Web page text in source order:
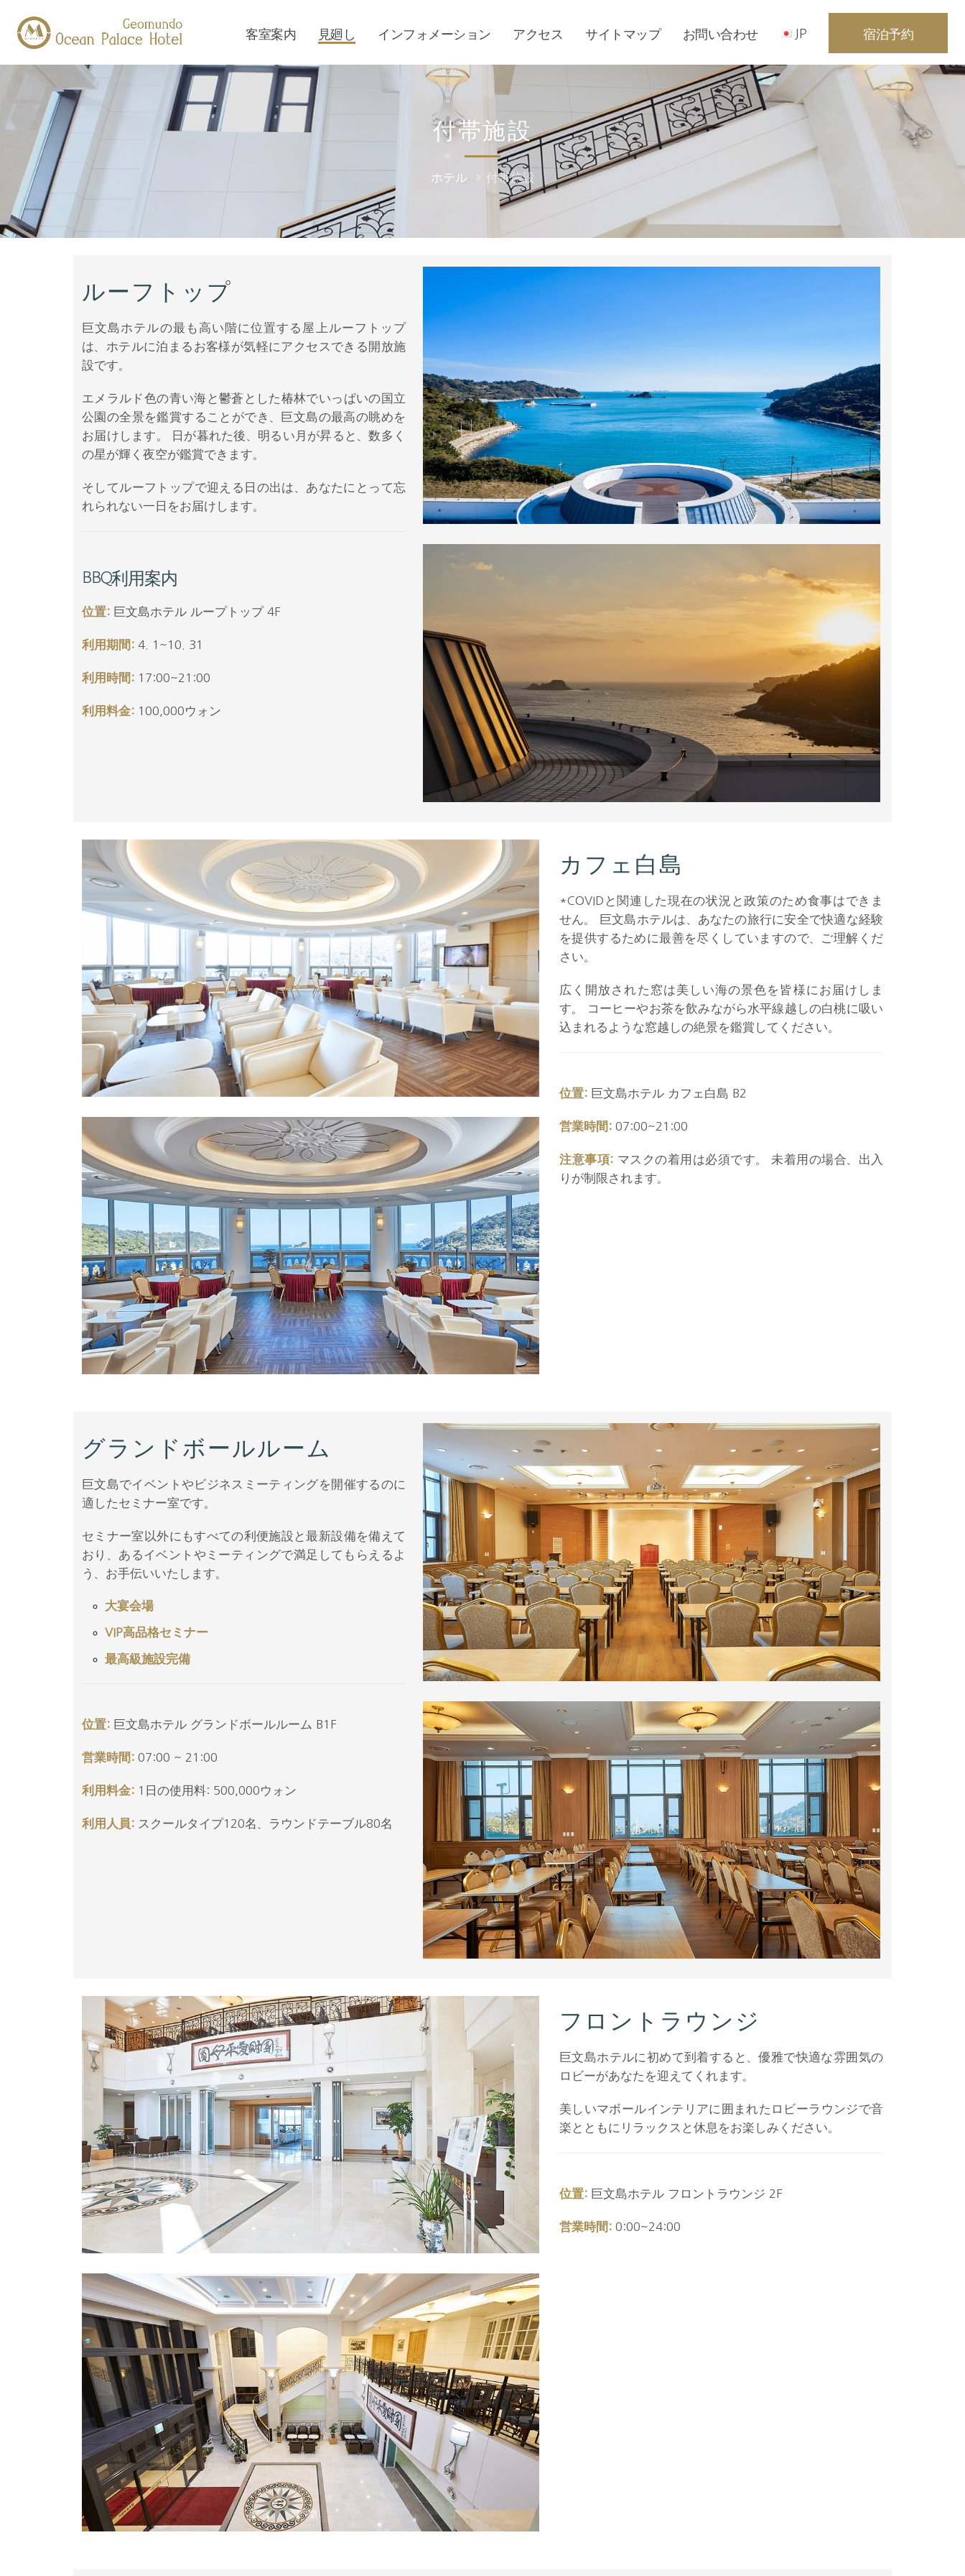
客室案内 見廻し インフォメーション アクセス サイトマップ お問い合わせ JP 宿泊予約
付帯施設
ホテル 付帯施設
ルーフトップ
巨文島ホテルの最も高い階に位置する屋上ルーフトップ
は、ホテルに泊まるお客様が気軽にアクセスできる開放施
設です。
エメラルド色の青い海と鬱蒼とした椿林でいっぱいの国立
公園の全景を鑑賞することができ、巨文島の最高の眺めを
お届けします。 日が暮れた後、明るい月が昇ると、数多く
の星が輝く夜空が鑑賞できます。
そしてルーフトップで迎える日の出は、あなたにとって忘
れられない一日をお届けします。
BBQ利用案内
位置: 巨文島ホテル ループトップ 4F
利用期間: 4. 1~10. 31
利用時間: 17:00~21:00
利用料金: 100,000ウォン
カフェ白島
*COVIDと関連した現在の状況と政策のため食事はできま
せん。 巨文島ホテルは、あなたの旅行に安全で快適な経験
を提供するために最善を尽くしていますので、ご理解くだ
さい。
広く開放された窓は美しい海の景色を皆様にお届けしま
す。 コーヒーやお茶を飲みながら水平線越しの白桃に吸い
込まれるような窓越しの絶景を鑑賞してください。
位置: 巨文島ホテル カフェ白島 B2
営業時間: 07:00~21:00
注意事項: マスクの着用は必須です。 未着用の場合、出入
りが制限されます。
グランドボールルーム
巨文島でイベントやビジネスミーティングを開催するのに
適したセミナー室です。
セミナー室以外にもすべての利便施設と最新設備を備えて
おり、あるイベントやミーティングで満足してもらえるよ
う、お手伝いいたします。
大宴会場
VIP高品格セミナー
最高級施設完備
位置: 巨文島ホテル グランドボールルーム B1F
営業時間: 07:00 ~ 21:00
利用料金: 1日の使用料: 500,000ウォン
利用人員: スクールタイプ120名、ラウンドテーブル80名
フロントラウンジ
巨文島ホテルに初めて到着すると、優雅で快適な雰囲気の
ロビーがあなたを迎えてくれます。
美しいマボールインテリアに囲まれたロビーラウンジで音
楽とともにリラックスと休息をお楽しみください。
位置: 巨文島ホテル フロントラウンジ 2F
営業時間: 0:00~24:00